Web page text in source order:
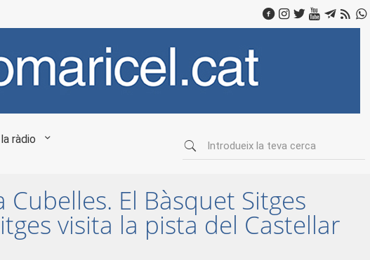
ràdio
Cubelles. El Bàsquet Sitges
visita la pista del Castellar